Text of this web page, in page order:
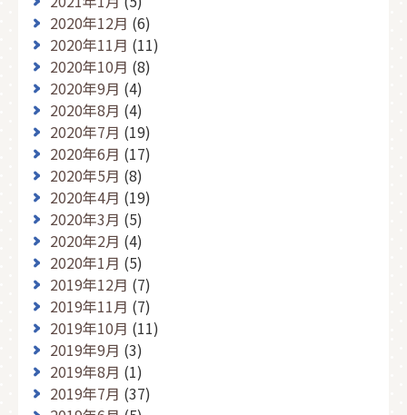
2020年12月 (6)
2020年11月 (11)
2020年10月 (8)
2020年9月 (4)
2020年8月 (4)
2020年7月 (19)
2020年6月 (17)
2020年5月 (8)
2020年4月 (19)
2020年3月 (5)
2020年2月 (4)
2020年1月 (5)
2019年12月 (7)
2019年11月 (7)
2019年10月 (11)
2019年9月 (3)
2019年8月 (1)
2019年7月 (37)